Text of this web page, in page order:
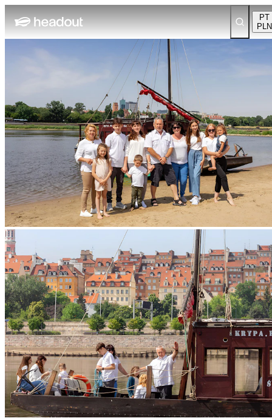
PT
PLN